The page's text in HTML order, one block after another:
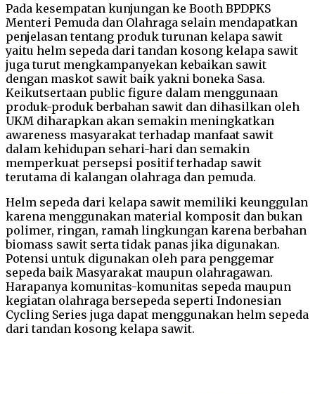
Pada kesempatan kunjungan ke Booth BPDPKS
Menteri Pemuda dan Olahraga selain mendapatkan
penjelasan tentang produk turunan kelapa sawit
yaitu helm sepeda dari tandan kosong kelapa sawit
juga turut mengkampanyekan kebaikan sawit
dengan maskot sawit baik yakni boneka Sasa.
Keikutsertaan public figure dalam menggunaan
produk-produk berbahan sawit dan dihasilkan oleh
UKM diharapkan akan semakin meningkatkan
awareness masyarakat terhadap manfaat sawit
dalam kehidupan sehari-hari dan semakin
memperkuat persepsi positif terhadap sawit
terutama di kalangan olahraga dan pemuda.
Helm sepeda dari kelapa sawit memiliki keunggulan
karena menggunakan material komposit dan bukan
polimer, ringan, ramah lingkungan karena berbahan
biomass sawit serta tidak panas jika digunakan.
Potensi untuk digunakan oleh para penggemar
sepeda baik Masyarakat maupun olahragawan.
Harapanya komunitas-komunitas sepeda maupun
kegiatan olahraga bersepeda seperti Indonesian
Cycling Series juga dapat menggunakan helm sepeda
dari tandan kosong kelapa sawit.